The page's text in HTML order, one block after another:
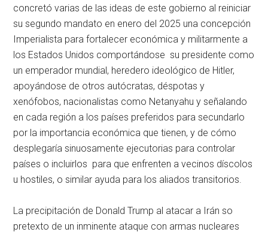
concretó varias de las ideas de este gobierno al reiniciar
su segundo mandato en enero del 2025 una concepción
Imperialista para fortalecer económica y militarmente a
los Estados Unidos comportándose su presidente como
un emperador mundial, heredero ideológico de Hitler,
apoyándose de otros autócratas, déspotas y
xenófobos, nacionalistas como Netanyahu y señalando
en cada región a los países preferidos para secundarlo
por la importancia económica que tienen, y de cómo
desplegaría sinuosamente ejecutorias para controlar
países o incluirlos para que enfrenten a vecinos díscolos
u hostiles, o similar ayuda para los aliados transitorios.
La precipitación de Donald Trump al atacar a Irán so
pretexto de un inminente ataque con armas nucleares